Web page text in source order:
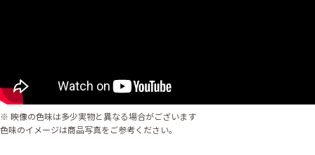
※ 映像の色味は多少実物と異なる場合がございます
色味のイメージは商品写真をご参考ください。